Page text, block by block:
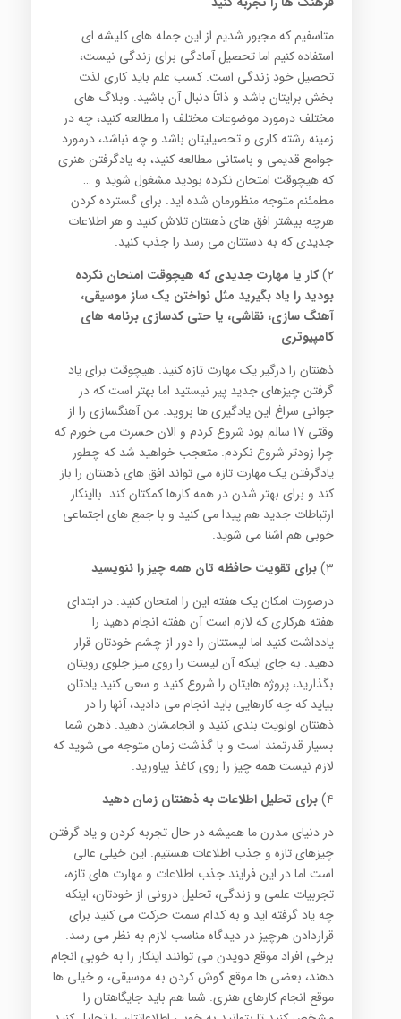
متاسفیم که مجبور شدیم از این جمله های کلیشه ای
استفاده کنیم اما تحصیل آمادگی برای زندگی نیست،
تحصیل خودِ زندگی است. کسب علم باید کاری لذت
بخش برایتان باشد و ذاتاً دنبال آن باشید. وبلاگ های
مختلف درمورد موضوعات مختلف را مطالعه کنید، چه در
زمینه رشته کاری و تحصیلیتان باشد و چه نباشد، درمورد
جوامع قدیمی و باستانی مطالعه کنید، به یادگرفتن هنری
که هیچوقت امتحان نکرده بودید مشغول شوید و …
مطمئنم متوجه منظورمان شده اید. برای گسترده کردن
هرچه بیشتر افق های ذهنتان تلاش کنید و هر اطلاعات
جدیدی که به دستتان می رسد را جذب کنید.
۲) کار یا مهارت جدیدی که هیچوقت امتحان نکرده
بودید را یاد بگیرید مثل نواختن یک ساز موسیقی،
آهنگ سازی، نقاشی، یا حتی کدسازی برنامه های
کامپیوتری
ذهنتان را درگیر یک مهارت تازه کنید. هیچوقت برای یاد
گرفتن چیزهای جدید پیر نیستید اما بهتر است که در
جوانی سراغ این یادگیری ها بروید. من آهنگسازی را از
وقتی ۱۷ سالم بود شروع کردم و الان حسرت می خورم که
چرا زودتر شروع نکردم. متعجب خواهید شد که چطور
یادگرفتن یک مهارت تازه می تواند افق های ذهنتان را باز
کند و برای بهتر شدن در همه کارها کمکتان کند. بااینکار
ارتباطات جدید هم پیدا می کنید و با جمع های اجتماعی
خوبی هم اشنا می شوید.
۳) برای تقویت حافظه تان همه چیز را ننویسید
درصورت امکان یک هفته این را امتحان کنید: در ابتدای
هفته هرکاری که لازم است آن هفته انجام دهید را
یادداشت کنید اما لیستتان را دور از چشم خودتان قرار
دهید. به جای اینکه آن لیست را روی میز جلوی رویتان
بگذارید، پروژه هایتان را شروع کنید و سعی کنید یادتان
بیاید که چه کارهایی باید انجام می دادید، آنها را در
ذهنتان اولویت بندی کنید و انجامشان دهید. ذهن شما
بسیار قدرتمند است و با گذشت زمان متوجه می شوید که
لازم نیست همه چیز را روی کاغذ بیاورید.
۴) برای تحلیل اطلاعات به ذهنتان زمان دهید
در دنیای مدرن ما همیشه در حال تجربه کردن و یاد گرفتن
چیزهای تازه و جذب اطلاعات هستیم. این خیلی عالی
است اما در این فرایند جذب اطلاعات و مهارت های تازه،
تجربیات علمی و زندگی، تحلیل درونی از خودتان، اینکه
چه یاد گرفته اید و به کدام سمت حرکت می کنید برای
قراردادن هرچیز در دیدگاه مناسب لازم به نظر می رسد.
برخی افراد موقع دویدن می توانند اینکار را به خوبی انجام
دهند، بعضی ها موقع گوش کردن به موسیقی، و خیلی ها
موقع انجام کارهای هنری. شما هم باید جایگاهتان را